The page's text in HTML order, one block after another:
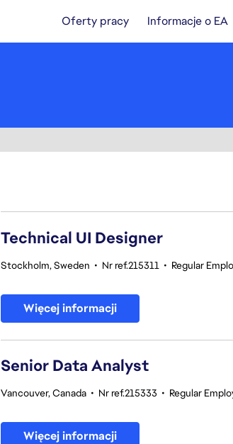
Oferty pracy Informacje o EA
Technical UI Designer
Stockholm, Sweden • Nr ref.215311 • Regular
Więcej informacji
Senior Data Analyst
Vancouver, Canada • Nr ref.215333 • Regular
Więcej informacji